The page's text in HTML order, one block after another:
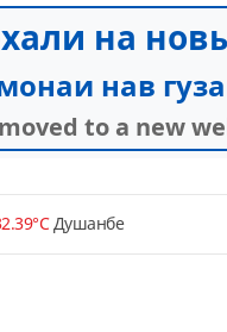
Душанбе